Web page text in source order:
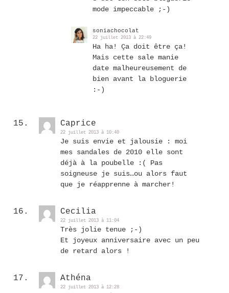
mode impeccable ;-)
soniachocolat
22 juillet 2013 à 22:49
Ha ha! Ça doit être ça!
Mais cette sale manie
date malheureusement de
bien avant la bloguerie
:-)
Caprice
22 juillet 2013 à 10:40
Je suis envie et jalousie : moi
mes sandales de 2010 elle sont
déjà à la poubelle :( Pas
soigneuse je suis…ou alors faut
que je réapprenne à marcher!
Cecilia
22 juillet 2013 à 11:04
Très jolie tenue ;-)
Et joyeux anniversaire avec un peu
de retard alors !
Athéna
22 juillet 2013 à 12:28